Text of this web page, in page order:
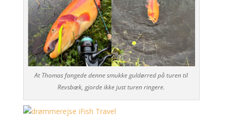
At Thomas fangede denne smukke guldørred på turen til
Revsbæk, gjorde ikke just turen ringere.